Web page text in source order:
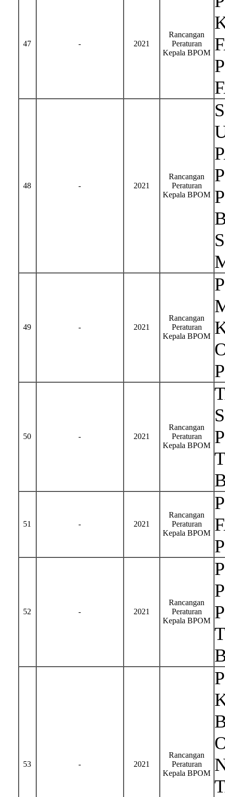
47 - 2021
Rancangan
Peraturan
Kepala BPOM
48 - 2021
Rancangan
Peraturan
Kepala BPOM
49 - 2021
Rancangan
Peraturan
Kepala BPOM
50 - 2021
Rancangan
Peraturan
Kepala BPOM
51 - 2021
Rancangan
Peraturan
Kepala BPOM
52 - 2021
Rancangan
Peraturan
Kepala BPOM
53 - 2021
Rancangan
Peraturan
Kepala BPOM